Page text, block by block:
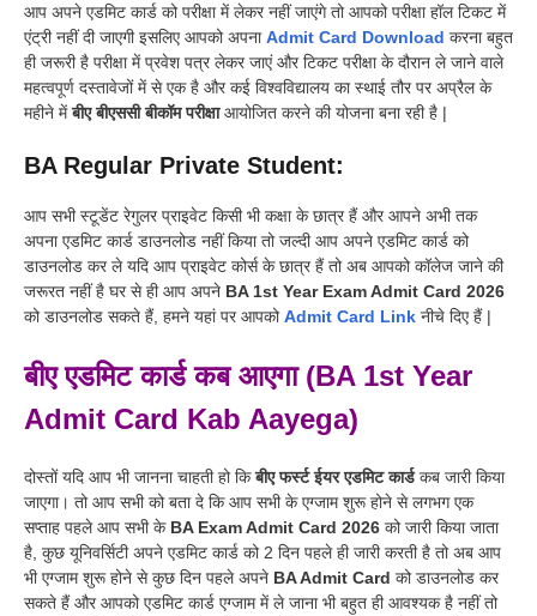
आप अपने एडमिट कार्ड को परीक्षा में लेकर नहीं जाएंगे तो आपको परीक्षा हॉल टिकट में
एंट्री नहीं दी जाएगी इसलिए आपको अपनाAdmit Card Download करना बहुत
ही जरूरी है परीक्षा में प्रवेश पत्र लेकर जाएं और टिकट परीक्षा के दौरान ले जाने वाले
महत्वपूर्ण दस्तावेजों में से एक है और कई विश्वविद्यालय का स्थाई तौर पर अप्रैल के
महीने मेंबीए बीएससी बीकॉम परीक्षाआयोजित करने की योजना बना रही है |
BA Regular Private Student:
आप सभी स्टूडेंट रेगुलर प्राइवेट किसी भी कक्षा के छात्र हैं और आपने अभी तक
अपना एडमिट कार्ड डाउनलोड नहीं किया तो जल्दी आप अपने एडमिट कार्ड को
डाउनलोड कर ले यदि आप प्राइवेट कोर्स के छात्र हैं तो अब आपको कॉलेज जाने की
जरूरत नहीं है घर से ही आप अपने BA 1st Year Exam Admit Card 2026
को डाउनलोड सकते हैं, हमने यहां पर आपको Admit Card Link नीचे दिए हैं |
बीए एडमिट कार्ड कब आएगा (BA 1st Year
Admit Card Kab Aayega)
दोस्तों यदि आप भी जानना चाहती हो किबीए फर्स्ट ईयर एडमिट कार्डकब जारी किया
जाएगा। तो आप सभी को बता दे कि आप सभी के एग्जाम शुरू होने से लगभग एक
सप्ताह पहले आप सभी केBA Exam Admit Card 2026 को जारी किया जाता
है, कुछ यूनिवर्सिटी अपने एडमिट कार्ड को 2 दिन पहले ही जारी करती है तो अब आप
भी एग्जाम शुरू होने से कुछ दिन पहले अपने BA Admit Card को डाउनलोड कर
सकते हैं और आपको एडमिट कार्ड एग्जाम में ले जाना भी बहुत ही आवश्यक है नहीं तो